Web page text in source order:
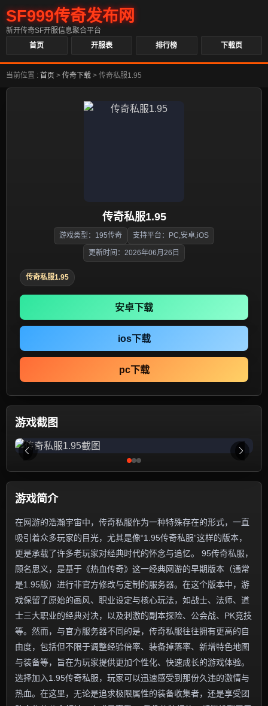
SF999传奇发布网
新开传奇SF开服信息聚合平台
首页
开服表 排行榜 下载页
当前位置 : 首页 > 传奇下载 > 传奇私服1.95
传奇私服1.95
游戏类型：195传奇 支持平台：PC,安卓,iOS
更新时间：2026年06月26日
传奇私服1.95
安卓下载
ios下载
pc下载
游戏截图
游戏简介
在网游的浩瀚宇宙中，传奇私服作为一种特殊存在的形式，一直
吸引着众多玩家的目光，尤其是像“1.95传奇私服”这样的版本，
更是承载了许多老玩家对经典时代的怀念与追忆。 95传奇私服，
顾名思义，是基于《热血传奇》这一经典网游的早期版本（通常
是1.95版）进行非官方修改与定制的服务器。在这个版本中，游
戏保留了原始的画风、职业设定与核心玩法，如战士、法师、道
士三大职业的经典对决，以及刺激的副本探险、公会战、PK竞技
等。然而，与官方服务器不同的是，传奇私服往往拥有更高的自
由度，包括但不限于调整经验倍率、装备掉落率、新增特色地图
与装备等，旨在为玩家提供更加个性化、快速成长的游戏体验。
选择加入1.95传奇私服，玩家可以迅速感受到那份久违的激情与
热血。在这里，无论是追求极限属性的装备收集者，还是享受团